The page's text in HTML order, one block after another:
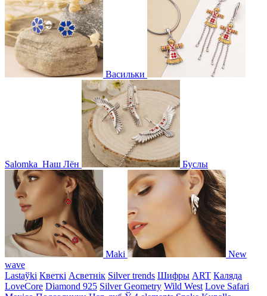
Васильки
Salomka Наш Лён Буслы
Maki
New
wave
Lastaўki Кветкі Асветнiк Silver trends Шифры ART Каляда
LoveCore Diamond 925 Silver Geometry Wild West Love Safari